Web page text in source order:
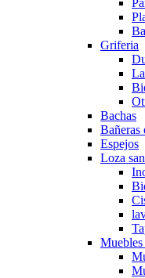
Griferia
Bachas
Bañeras
Espejos
Loza
Muebles